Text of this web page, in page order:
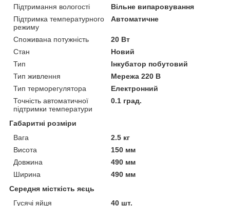
Підтримання вологості
Вільне випаровування
Підтримка температурного
режиму
Автоматичне
Споживана потужність
20 Вт
Стан
Новий
Тип
Інкубатор побутовий
Тип живлення
Мережа 220 В
Тип терморегулятора
Електронний
Точність автоматичної
підтримки температури
0.1 град.
Габаритні розміри
Вага
2.5 кг
Висота
150 мм
Довжина
490 мм
Ширина
490 мм
Середня місткість яєць
Гусячі яйця
40 шт.